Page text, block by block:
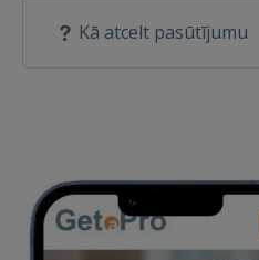
Kā atcelt pasūtījumu